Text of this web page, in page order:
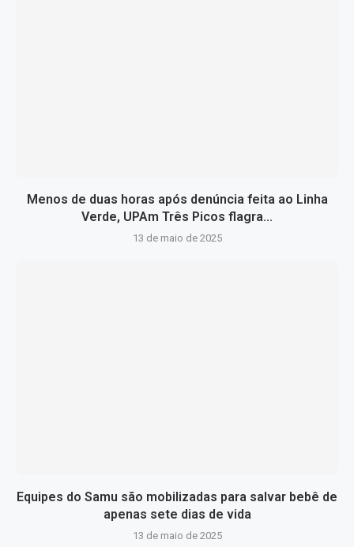
Menos de duas horas após denúncia feita ao Linha
Verde, UPAm Três Picos flagra...
13 de maio de 2025
Equipes do Samu são mobilizadas para salvar bebê de
apenas sete dias de vida
13 de maio de 2025